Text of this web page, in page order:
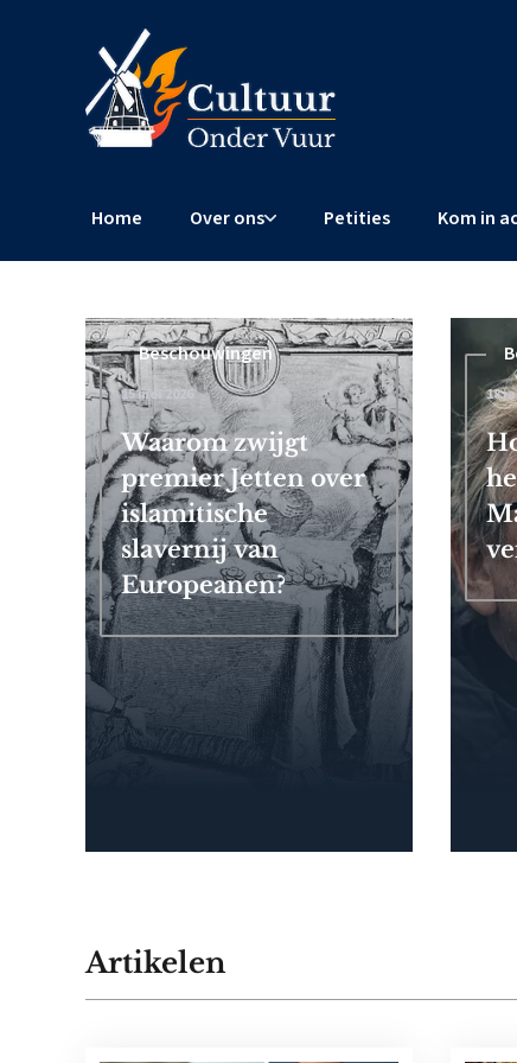
Home Over ons Petities Kom in
Beschouwingen
15 mei 2026
Waarom zwijgt
premier Jetten over
islamitische
slavernij van
Europeanen?
18
Beschouwingen
4 februari 2026
Censuurschandaal EU:
wereldwijde censuur af
Artikelen